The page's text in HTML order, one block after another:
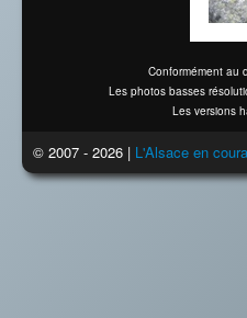
Conformément au
Les photos basses
Les versions
© 2007 - 2026 | L'Alsace en